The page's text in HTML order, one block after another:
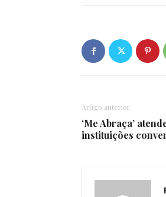
Artigo anterior
‘Me Abraça’
instituições